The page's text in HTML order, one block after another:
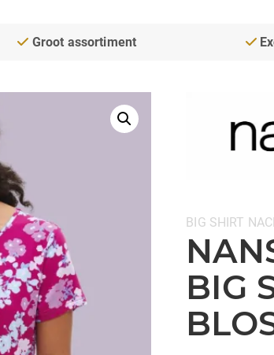
Groot assortiment
Categorieën:
BIG SHIRT
BIG